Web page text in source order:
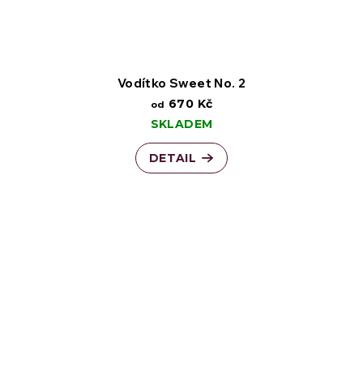
Vodítko Sweet No. 2
od 670 Kč
SKLADEM
DETAIL